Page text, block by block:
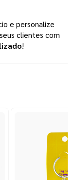
e personalize
clientes com
!